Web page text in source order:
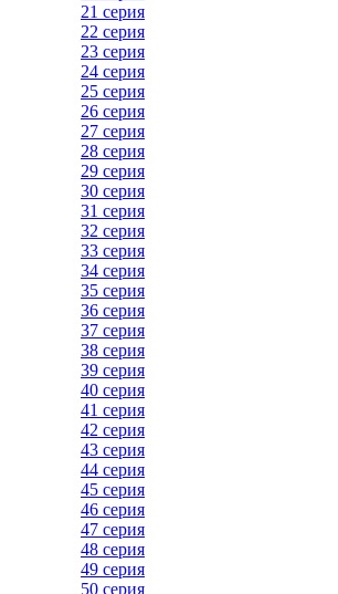
21 серия
22 серия
23 серия
24 серия
25 серия
26 серия
27 серия
28 серия
29 серия
30 серия
31 серия
32 серия
33 серия
34 серия
35 серия
36 серия
37 серия
38 серия
39 серия
40 серия
41 серия
42 серия
43 серия
44 серия
45 серия
46 серия
47 серия
48 серия
49 серия
50 серия